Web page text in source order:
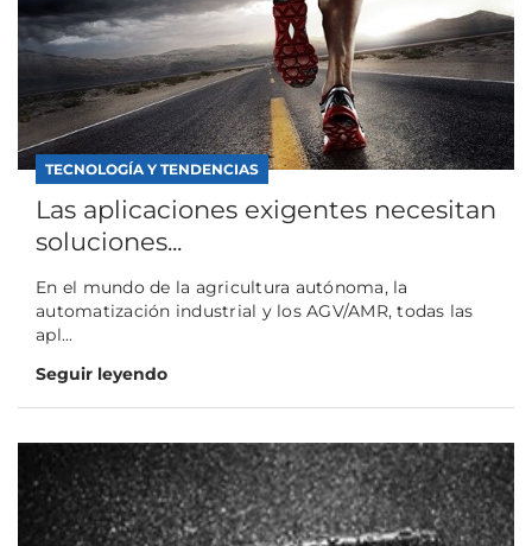
TECNOLOGÍA Y TENDENCIAS
Las aplicaciones exigentes necesitan
soluciones...
En el mundo de la agricultura autónoma, la
automatización industrial y los AGV/AMR, todas las
apl...
Seguir leyendo